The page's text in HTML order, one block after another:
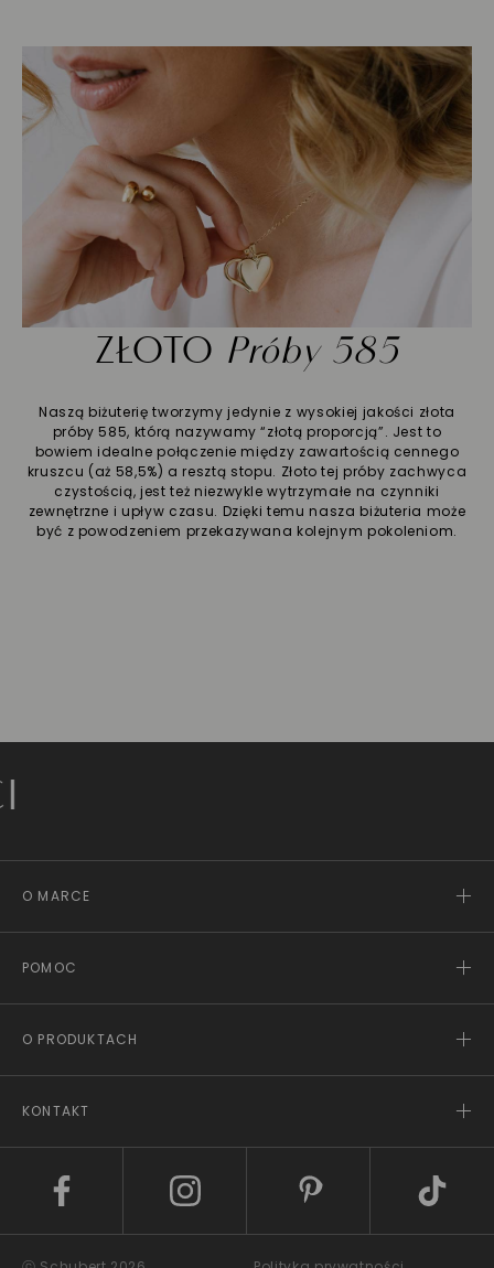
ZŁOTO Próby 585
Naszą biżuterię tworzymy jedynie z wysokiej jakości złota
próby 585, którą nazywamy “złotą proporcją”. Jest to
bowiem idealne połączenie między zawartością cennego
kruszcu (aż 58,5%) a resztą stopu. Złoto tej próby zachwyca
czystością, jest też niezwykle wytrzymałe na czynniki
zewnętrzne i upływ czasu. Dzięki temu nasza biżuteria może
być z powodzeniem przekazywana kolejnym pokoleniom.
O MARCE
POMOC
O PRODUKTACH
KONTAKT